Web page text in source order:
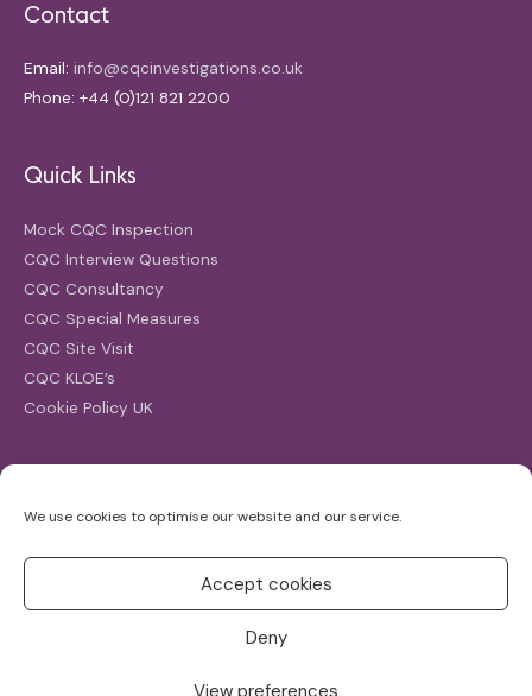
We use cookies to optimise our website and our service.
Accept cookies
Deny
View preferences
Contact
Email: info@cqcinvestigations.co.uk
Phone: +44 (0)121 821 2200
Quick Links
Mock CQC Inspection
CQC Interview Questions
CQC Consultancy
CQC Special Measures
CQC Site Visit
CQC KLOE’s
Cookie Policy UK
for: